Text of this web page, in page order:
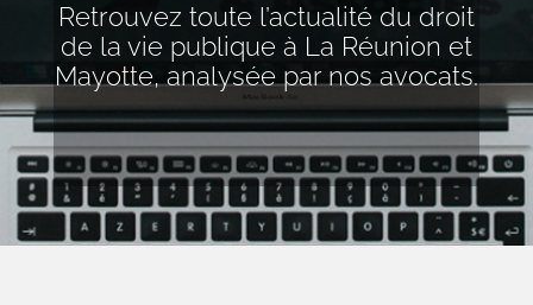
Retrouvez toute l’actualité du droit
de la vie publique à La Réunion et
Mayotte, analysée par nos avocats.